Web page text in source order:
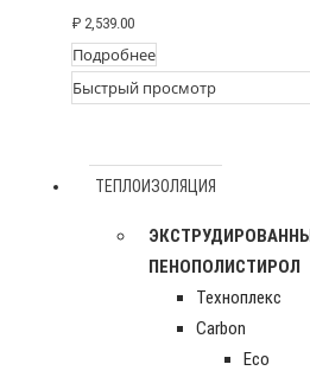
₽ 2,539.00
Подробнее
Быстрый просмотр
ТЕПЛОИЗОЛЯЦИЯ
ПЕНОПОЛИСТИРОЛ
Техноплекс
Carbon
Eco